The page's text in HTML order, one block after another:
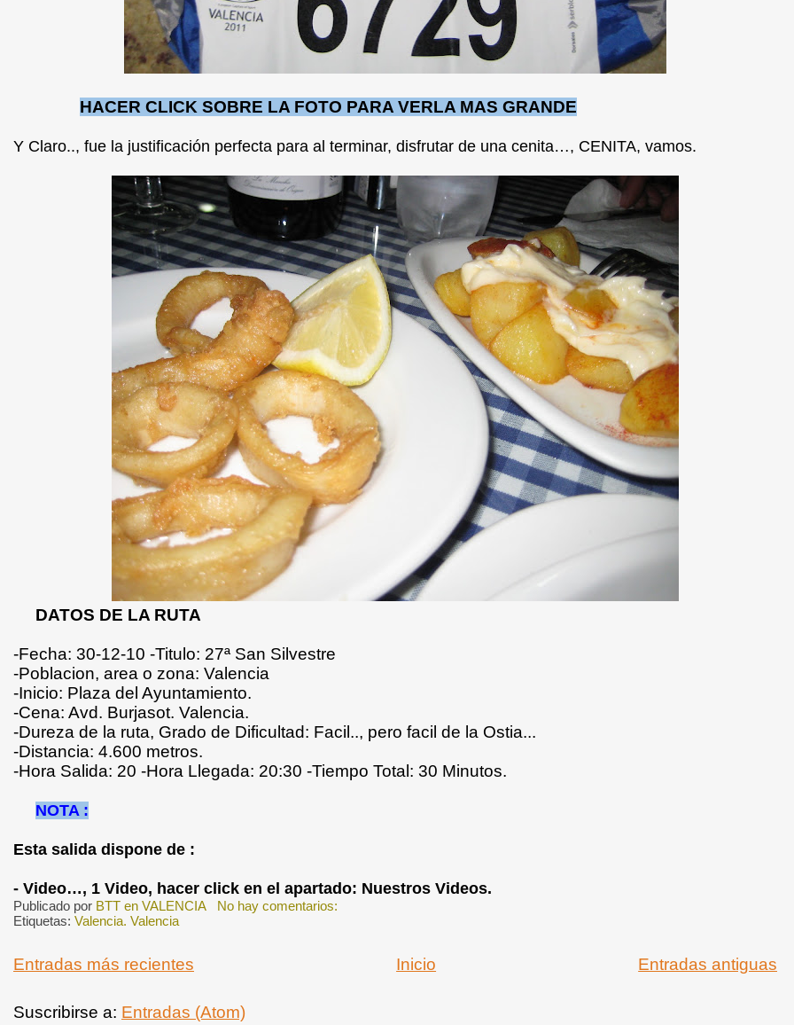
HACER CLICK SOBRE LA FOTO PARA VERLA MAS GRANDE
Y Claro.., fue la justificación perfecta para al terminar, disfrutar de una cenita…, CENITA, vamos.
DATOS DE LA RUTA
-Fecha: 30-12-10 -Titulo: 27ª San Silvestre
-Poblacion, area o zona: Valencia
-Inicio: Plaza del Ayuntamiento.
-Cena: Avd. Burjasot. Valencia.
-Dureza de la ruta, Grado de Dificultad: Facil.., pero facil de la Ostia...
-Distancia: 4.600 metros.
-Hora Salida: 20 -Hora Llegada: 20:30 -Tiempo Total: 30 Minutos.
NOTA :
Esta salida dispone de :
- Video…, 1 Video, hacer click en el apartado: Nuestros Videos.
Publicado por BTT en VALENCIA
No hay comentarios:
Etiquetas: Valencia. Valencia
Entradas más recientes Entradas antiguas
Inicio
Suscribirse a: Entradas (Atom)